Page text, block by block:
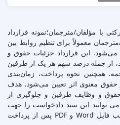
با مؤلفان/مترجمان؛نمونه قرارداد
معمولاً برای تنظیم روابط بین
می‌شود. این قرارداد جزئیات حقوق و
از جمله درصد سهم هر یک از طرفین
همچنین نحوه پرداخت، زمان‌بندی
حقوق معنوی اثر تعیین می‌شود. هدف
حقوق و وظایف طرفین و جلوگیری از
توانید این سند دادخواست را جهت
تنظیم موضوع مدنظر خود در قالب فایل Word و PDF پس از پرداخت